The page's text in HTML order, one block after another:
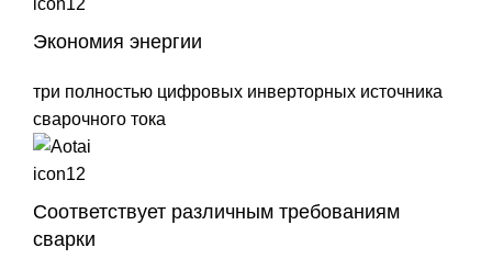
Экономия энергии
три полностью цифровых инверторных источника
сварочного тока
Соответствует различным требованиям
сварки